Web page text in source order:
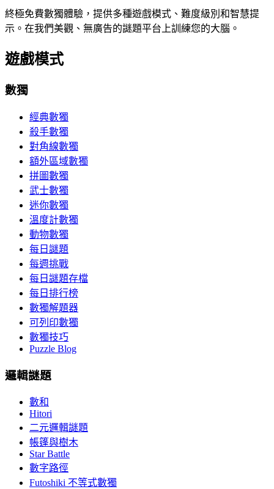
終極免費數獨體驗，提供多種遊戲模式、難度級別和智慧提
示。在我們美觀、無廣告的謎題平台上訓練您的大腦。
遊戲模式
數獨
經典數獨
殺手數獨
對角線數獨
額外區域數獨
拼圖數獨
武士數獨
迷你數獨
溫度計數獨
動物數獨
每日謎題
每週挑戰
每日謎題存檔
每日排行榜
數獨解題器
可列印數獨
數獨技巧
Puzzle Blog
邏輯謎題
數和
Hitori
二元邏輯謎題
帳篷與樹木
Star Battle
數字路徑
Futoshiki 不等式數獨